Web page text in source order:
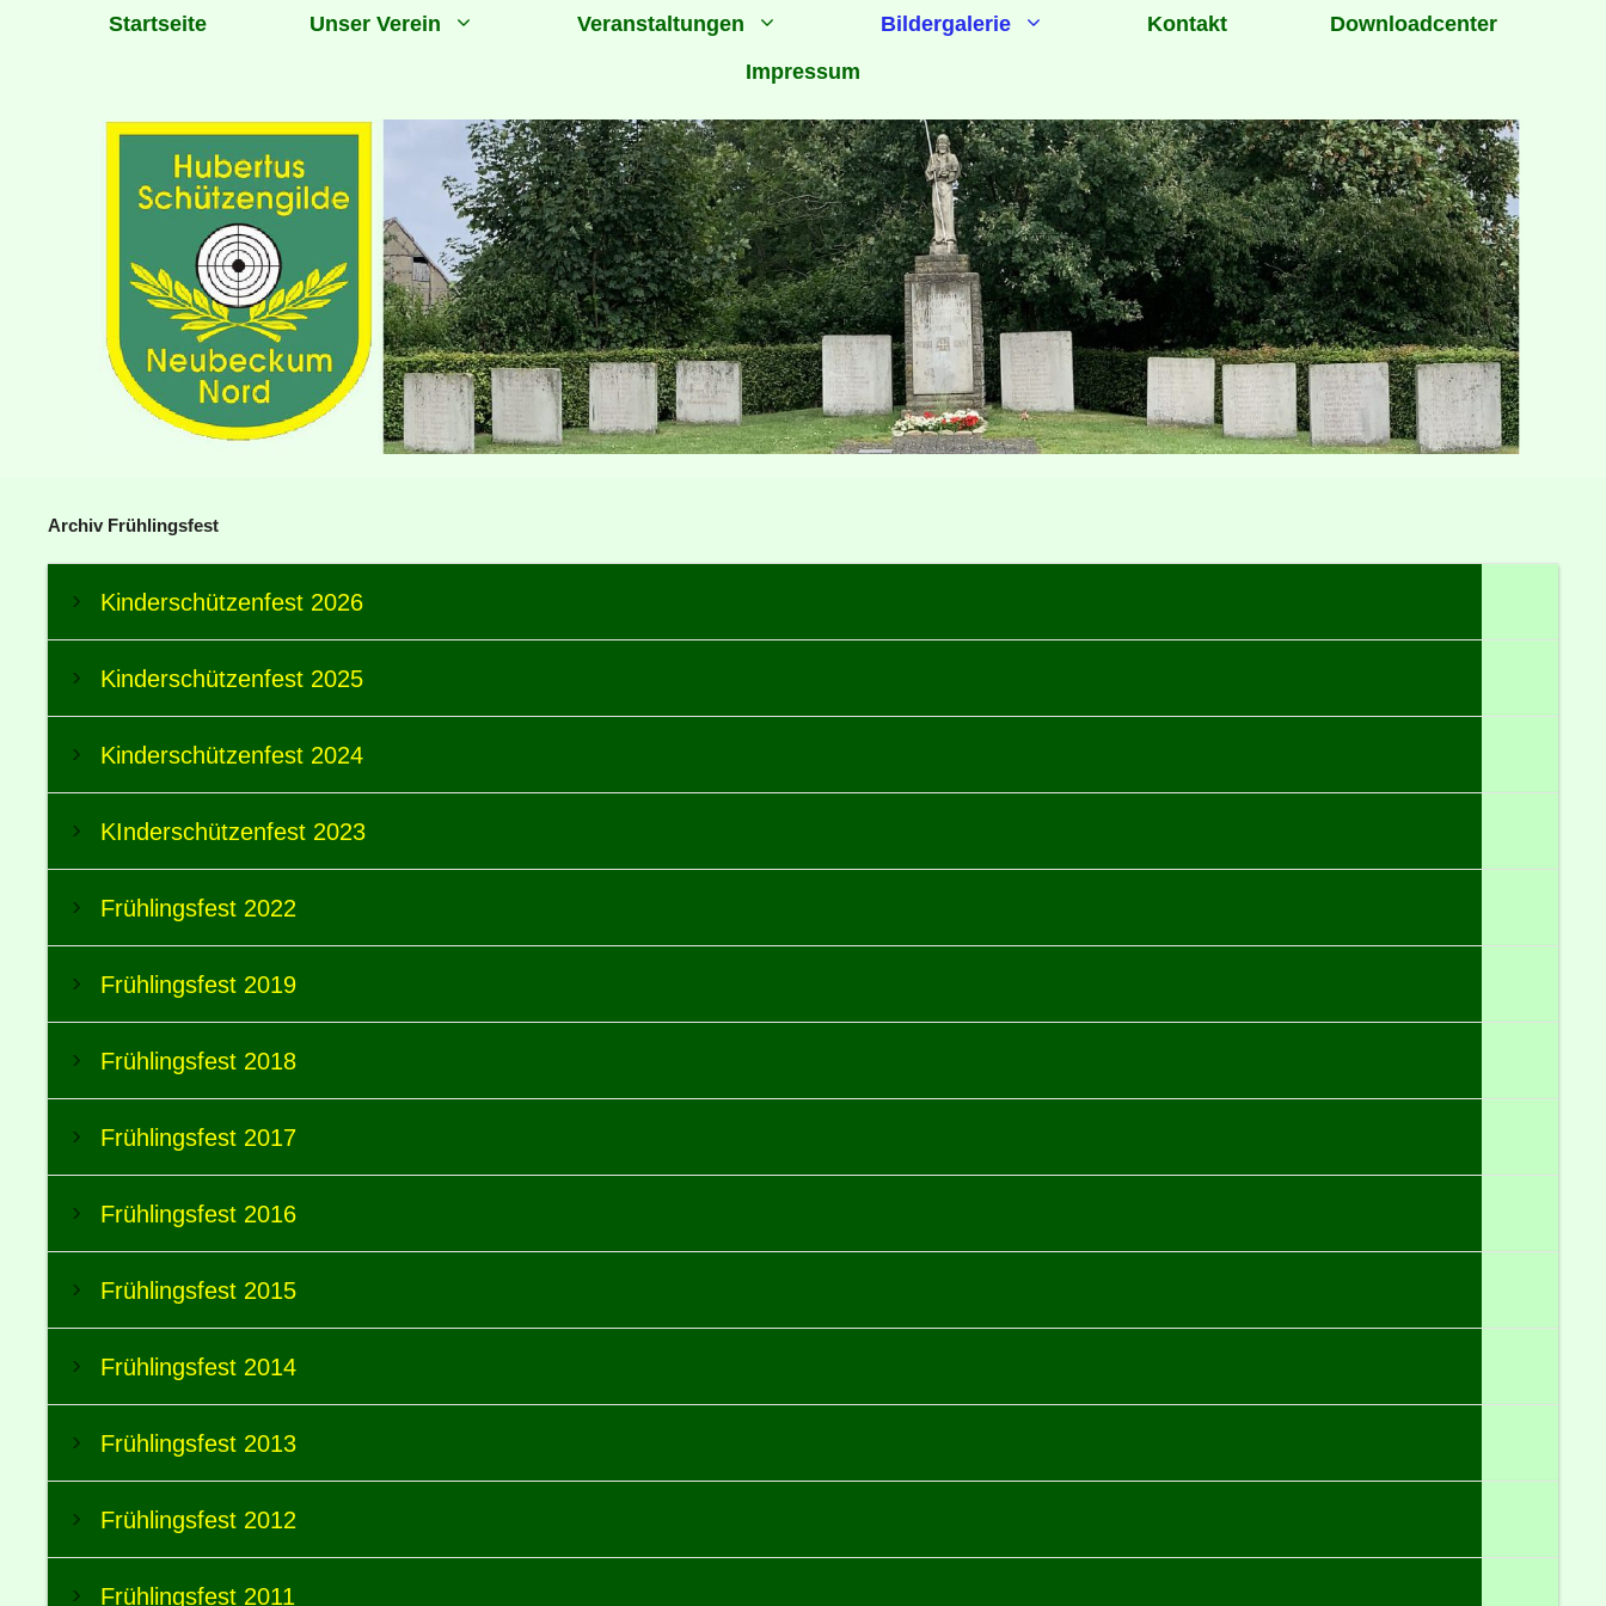
Startseite Unser Verein Veranstaltungen Bildergalerie Kontakt
Downloadcenter
Impressum
Archiv Frühlingsfest
Kinderschützenfest 2026
Kinderschützenfest 2025
Kinderschützenfest 2024
KInderschützenfest 2023
Frühlingsfest 2022
Frühlingsfest 2019
Frühlingsfest 2018
Frühlingsfest 2017
Frühlingsfest 2016
Frühlingsfest 2015
Frühlingsfest 2014
Frühlingsfest 2013
Frühlingsfest 2012
Frühlingsfest 2011